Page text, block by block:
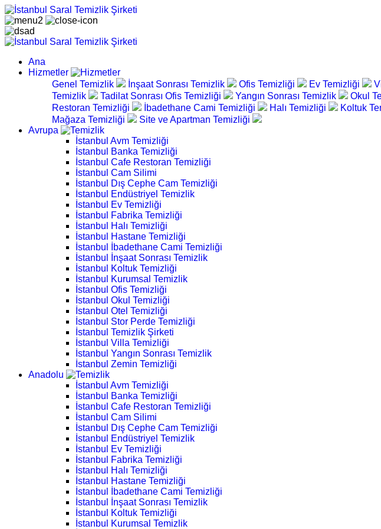
Ana
Hizmetler
Genel Temizlik
İnşaat Sonrası Temizlik Ofis Temizliği Ev Temizliği
Temizlik
Tadilat Sonrası Ofis Temizliği Yangın Sonrası Temizlik Okul
Restoran Temizliği
İbadethane Cami Temizliği Halı Temizliği Koltuk
Mağaza Temizliği
Site ve Apartman Temizliği
Avrupa
İstanbul Avm Temizliği
İstanbul Banka Temizliği
İstanbul Cafe Restoran Temizliği
İstanbul Cam Silimi
İstanbul Dış Cephe Cam Temizliği
İstanbul Endüstriyel Temizlik
İstanbul Ev Temizliği
İstanbul Fabrika Temizliği
İstanbul Halı Temizliği
İstanbul Hastane Temizliği
İstanbul İbadethane Cami Temizliği
İstanbul İnşaat Sonrası Temizlik
İstanbul Koltuk Temizliği
İstanbul Kurumsal Temizlik
İstanbul Ofis Temizliği
İstanbul Okul Temizliği
İstanbul Otel Temizliği
İstanbul Stor Perde Temizliği
İstanbul Temizlik Şirketi
İstanbul Villa Temizliği
İstanbul Yangın Sonrası Temizlik
İstanbul Zemin Temizliği
Anadolu
İstanbul Avm Temizliği
İstanbul Banka Temizliği
İstanbul Cafe Restoran Temizliği
İstanbul Cam Silimi
İstanbul Dış Cephe Cam Temizliği
İstanbul Endüstriyel Temizlik
İstanbul Ev Temizliği
İstanbul Fabrika Temizliği
İstanbul Halı Temizliği
İstanbul Hastane Temizliği
İstanbul İbadethane Cami Temizliği
İstanbul İnşaat Sonrası Temizlik
İstanbul Koltuk Temizliği
İstanbul Kurumsal Temizlik